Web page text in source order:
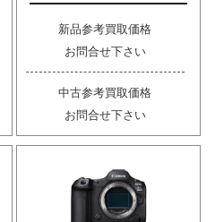
新品参考買取価格
お問合せ下さい
中古参考買取価格
お問合せ下さい